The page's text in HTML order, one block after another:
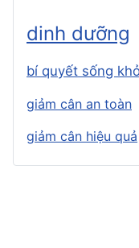
dinh dưỡng
bí quyết sống
giảm cân an toàn
giảm cân hiệu quả